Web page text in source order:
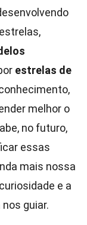
estrelas de
melhor o
no futuro,
essas
mais nossa
e a
guiar.